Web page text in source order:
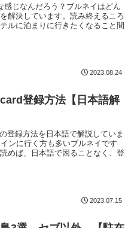
感じなんだろう？ブルネイはどん
解決しています。読み終えるころ
ルに泊まりに行きたくなること間
2023.08.24
登録方法【日本語解
登録方法を日本語で解説していま
ンに行く方も多いブルネイです
めば、日本語で困ることなく、登
2023.07.15